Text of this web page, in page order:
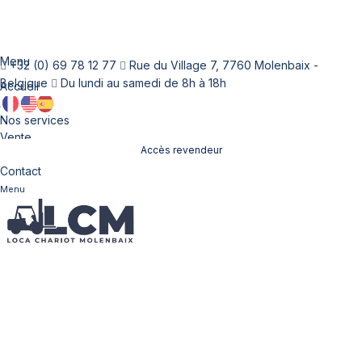
Menu
Accueil
À propos
Nos services
Vente
Contact
+32 (0) 69 78 12 77
Rue du Village 7, 7760 Molenbaix -
Belgique
Du lundi au samedi de 8h à 18h
Accès revendeur
Menu